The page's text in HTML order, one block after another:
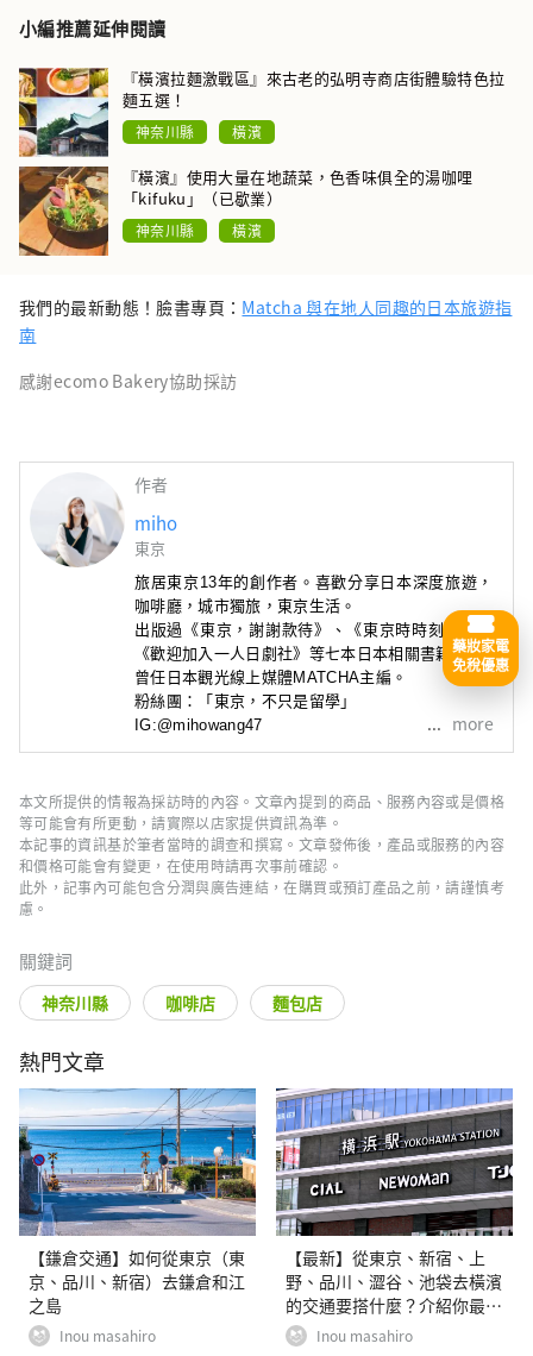
小編推薦延伸閱讀
『橫濱拉麵激戰區』來古老的弘明寺商店街體驗特色拉
麵五選！
神奈川縣 橫濱
『橫濱』使用大量在地蔬菜，色香味俱全的湯咖哩
「kifuku」（已歇業）
神奈川縣 橫濱
我們的最新動態！臉書專頁： Matcha 與在地人同趣的日本旅遊指
南
感謝ecomo Bakery協助採訪
作者
miho
東京
旅居東京13年的創作者。喜歡分享日本深度旅遊，
咖啡廳，城市獨旅，東京生活。
出版過《東京，謝謝款待》
、 《東京時時刻刻》、
《歡迎加入一人日劇社》 等七本日本相關書籍。
曾任日本觀光線上媒體MATCHA主編。
粉絲團：「東京，不只是留學」
IG:@mihowang47
more
本文所提供的情報為採訪時的內容。文章內提到的商品、服務內容或是價格
等可能會有所更動，請實際以店家提供資訊為準。
本記事的資訊基於筆者當時的調查和撰寫。文章發佈後，產品或服務的內容
和價格可能會有變更，在使用時請再次事前確認。
此外，記事內可能包含分潤與廣告連結，在購買或預訂產品之前，請謹慎考
慮。
關鍵詞
神奈川縣 咖啡店 麵包店
熱門文章
【鎌倉交通】如何從東京（東
京、品川、新宿）去鎌倉和江
之島
Inou masahiro
【最新】從東京、新宿、上
野、品川、澀谷、池袋去橫濱
的交通要搭什麼？介紹你最方
便又快速的方式
Inou masahiro
藥妝家電
免稅優惠